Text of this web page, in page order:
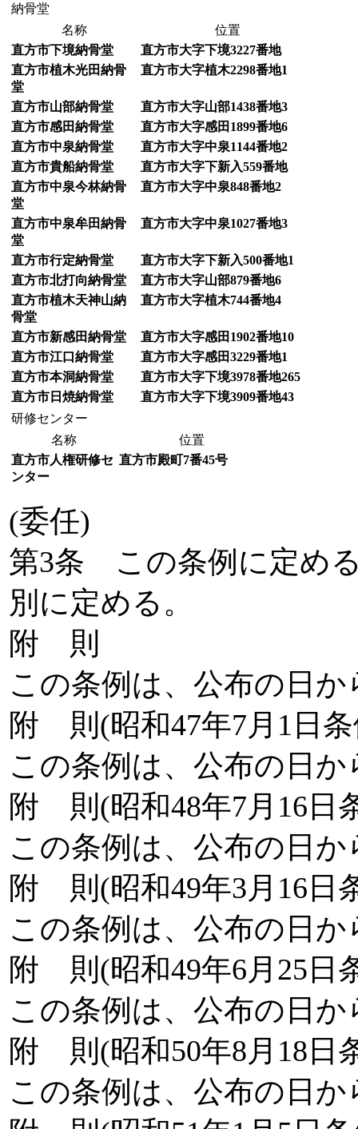
納骨堂
名称
位置
直方市下境納骨堂
直方市大字下境3227番地
直方市植木光田納骨
堂
直方市大字植木2298番地1
直方市山部納骨堂
直方市大字山部1438番地3
直方市感田納骨堂
直方市大字感田1899番地6
直方市中泉納骨堂
直方市大字中泉1144番地2
直方市貴船納骨堂
直方市大字下新入559番地
直方市中泉今林納骨
堂
直方市大字中泉848番地2
直方市中泉牟田納骨
堂
直方市大字中泉1027番地3
直方市行定納骨堂
直方市大字下新入500番地1
直方市北打向納骨堂
直方市大字山部879番地6
直方市植木天神山納
骨堂
直方市大字植木744番地4
直方市新感田納骨堂
直方市大字感田1902番地10
直方市江口納骨堂
直方市大字感田3229番地1
直方市本洞納骨堂
直方市大字下境3978番地265
直方市日焼納骨堂
直方市大字下境3909番地43
研修センター
名称
位置
直方市人権研修セ
ンター
直方市殿町7番45号
(委任)
第3条 この条例に定め
別に定める。
附 則
この条例は、公布の日
附 則(昭和47年7月1日条
この条例は、公布の日
附 則(昭和48年7月16日
この条例は、公布の日
附 則(昭和49年3月16日
この条例は、公布の日
附 則(昭和49年6月25日
この条例は、公布の日
附 則(昭和50年8月18日
この条例は、公布の日